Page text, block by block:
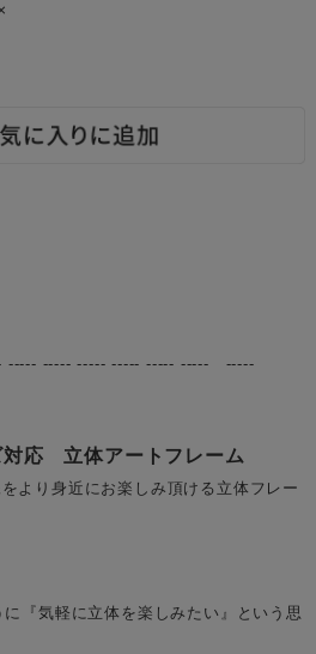
----- ----- ----- ----- ----- -----
応 立体アートフレーム
より身近にお楽しみ頂ける立体フレー
『気軽に立体を楽しみたい』という思